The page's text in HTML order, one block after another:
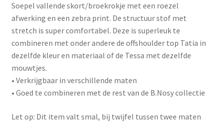
Soepel vallende skort/broekrokje met een roezel
afwerking en een zebra print. De structuur stof met
stretch is super comfortabel. Deze is superleuk te
combineren met onder andere de offshoulder top Tatia in
dezelfde kleur en materiaal of de Tessa met dezelfde
mouwtjes.
• Verkrijgbaar in verschillende maten
• Goed te combineren met de rest van de B.Nosy collectie
Let op: Dit item valt smal, bij twijfel tussen twee maten